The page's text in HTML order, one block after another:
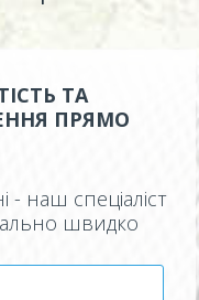
ТА
ПРЯМО
- наш спеціаліст
швидко